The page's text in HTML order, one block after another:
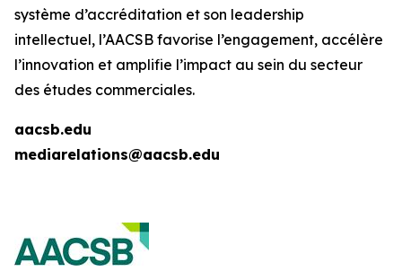
système d’accréditation et son leadership
intellectuel, l’AACSB favorise l’engagement, accélère
l’innovation et amplifie l’impact au sein du secteur
des études commerciales.
aacsb.edu
mediarelations@aacsb.edu